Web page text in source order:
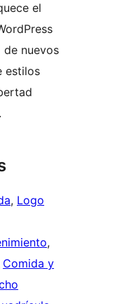
el
de nuevos
estilos
, Logo
Comida y